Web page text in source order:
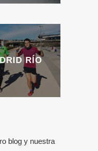
RÍO
blog y nuestra